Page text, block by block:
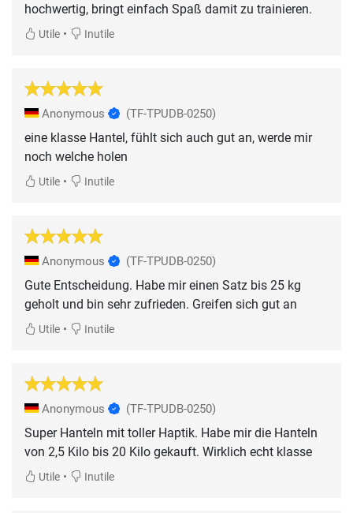
hochwertig, bringt einfach Spaß damit zu trainieren.
Utile • Inutile
Anonymous (TF-TPUDB-0250)
eine klasse Hantel, fühlt sich auch gut an, werde mir
noch welche holen
Utile • Inutile
Anonymous (TF-TPUDB-0250)
Gute Entscheidung. Habe mir einen Satz bis 25 kg
geholt und bin sehr zufrieden. Greifen sich gut an
Utile • Inutile
Anonymous (TF-TPUDB-0250)
Super Hanteln mit toller Haptik. Habe mir die Hanteln
von 2,5 Kilo bis 20 Kilo gekauft. Wirklich echt klasse
Utile • Inutile